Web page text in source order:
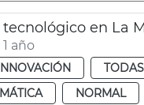
en La
año
NORMAL